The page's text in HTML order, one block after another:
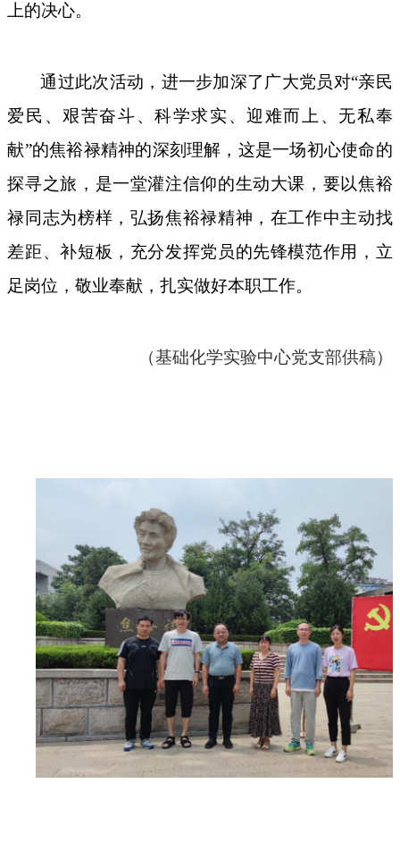
上的决心。
通过此次活动，进一步加深了广大党员对“亲民
爱民、艰苦奋斗、科学求实、迎难而上、无私奉
献”的焦裕禄精神的深刻理解，这是一场初心使命的
探寻之旅，是一堂灌注信仰的生动大课，要以焦裕
禄同志为榜样，弘扬焦裕禄精神，在工作中主动找
差距、补短板，充分发挥党员的先锋模范作用，立
足岗位，敬业奉献，扎实做好本职工作。
（基础化学实验中心党支部供稿）